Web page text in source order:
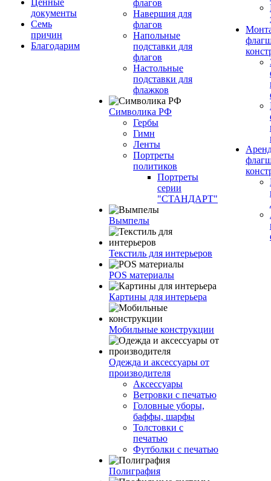
Ценные
документы
Семь
причин
Благодарим
флагов
Навершия для
флагов
Напольные
подставки для
флагов
Настольные
подставки для
флажков
Символика РФ
Гербы
Гимн
Ленты
Портреты
политиков
Портреты
серии
"СТАНДАРТ"
Вымпелы
Текстиль для интерьеров
POS материалы
Картины для интерьера
Мобильные конструкции
Одежда и аксессуары от
производителя
Аксессуары
Ветровки с печатью
Головные уборы,
баффы, шарфы
Толстовки с
печатью
Футболки с печатью
Полиграфия